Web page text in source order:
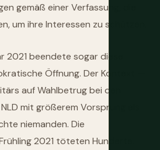
gemäß einer Verfassung, die
um ihre Interessen zu schützen.
2021 beendete sogar diese
Öffnung. Der Kontext —
auf Wahlbetrug bei den
mit größerem Vorsprung als
niemanden. Die
2021 töteten Hunderte.